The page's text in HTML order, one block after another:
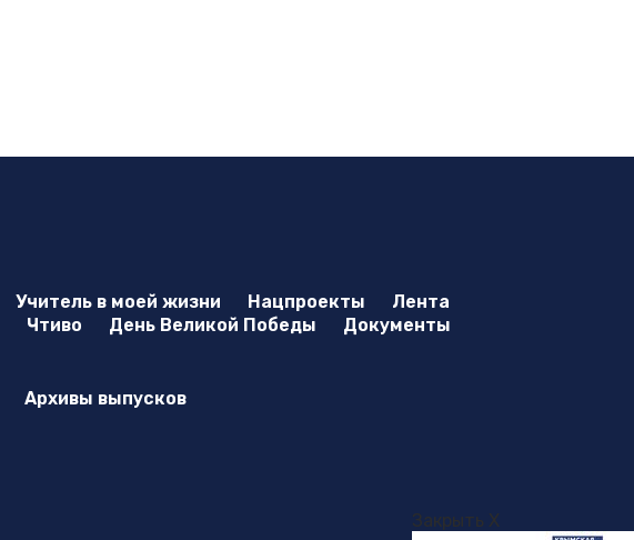
Закрыть X
Учитель в моей жизни Нацпроекты
Лента
Чтиво День Великой Победы
Документы
Архивы выпусков